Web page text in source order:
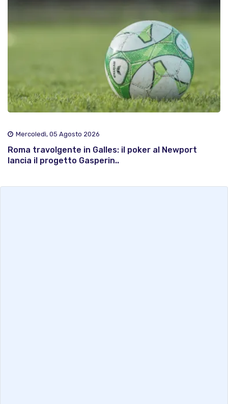
Mercoledì, 05 Agosto 2026
Roma travolgente in Galles: il poker al Newport
lancia il progetto Gasperin..